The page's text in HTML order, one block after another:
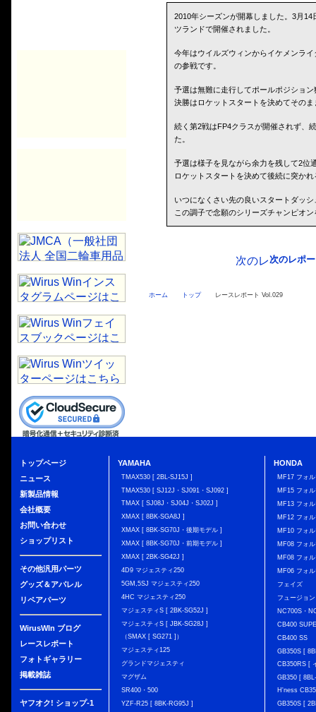
2010年シーズンが開幕しました。3月
ツランドで開催されました。
今年はウイルズウィンからイケメンラ
の参戦です。
予選は無難に走行してポールポジション
決勝はロケットスタートを決めてその
続く第2戦はFP4クラスが開催されず、
た。
予選は様子を見ながら余力を残して2位
ロケットスタートを決めて後続に突か
いつになくさい先の良いスタートダッ
この調子で念願のシリーズチャンピオ
次のレポ
ホーム トップ レースレポート Vol.029
トップページ
ニュース
新製品情報
会社概要
お問い合わせ
ショップリスト
その他汎用パーツ
グッズ＆アパレル
リペアパーツ
WirusWIn ブログ
レースレポート
フォトギャラリー
掲載雑誌
ヤフオク! ショップ-1
YAMAHA
TMAX530 [ 2BL-SJ15J ]
TMAX530 [ SJ12J・SJ091・SJ092 ]
TMAX [ SJ08J・SJ04J・SJ02J ]
XMAX [ 8BK-SGA8J ]
XMAX [ 8BK-SG70J・後期モデル ]
XMAX [ 8BK-SG70J・前期モデル ]
XMAX [ 2BK-SG42J ]
4D9 マジェスティ250
5GM,5SJ マジェスティ250
4HC マジェスティ250
マジェスティS [ 2BK-SG52J ]
マジェスティS [ JBK-SG28J ]
（SMAX [ SG271 ]）
マジェスティ125
グランドマジェスティ
マグザム
SR400・500
YZF-R25 [ 8BK-RG95J ]
HONDA
MF17 フォ
MF15 フォ
MF13 フォ
MF12 フォ
MF10 フォ
MF08 フォ
MF08 フォ
MF06 フォ
フェイズ
フュージョン
NC700S・
CB400
CB400 SS
GB350S [
CB350RS [
GB350 [
H'ness
GB350S [